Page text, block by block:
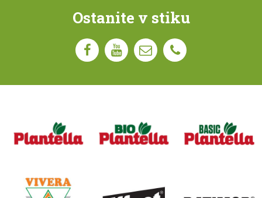
Ostanite v stiku